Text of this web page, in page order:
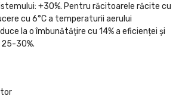
+30%. Pentru răcitoarele răcite cu
cu 6°C a temperaturii aerului
la o îmbunătățire cu 14% a eficienței și
25-30%.